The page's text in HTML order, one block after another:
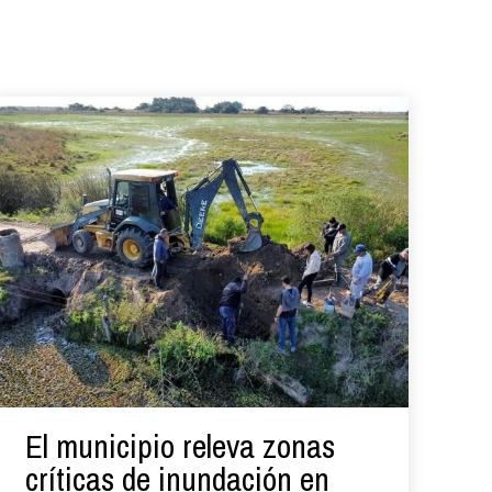
El municipio releva zonas
críticas de inundación en